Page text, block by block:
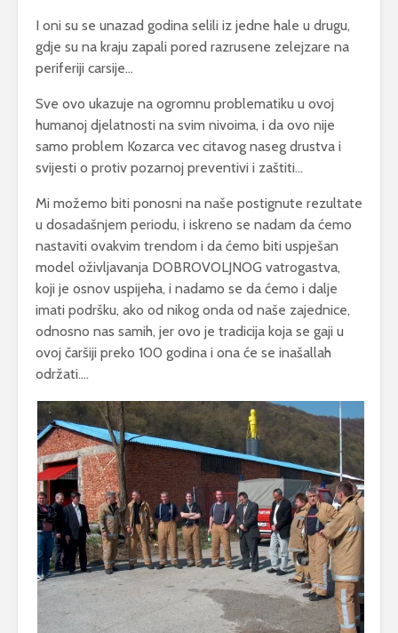
I oni su se unazad godina selili iz jedne hale u drugu,
gdje su na kraju zapali pored razrusene zelejzare na
periferiji carsije…
Sve ovo ukazuje na ogromnu problematiku u ovoj
humanoj djelatnosti na svim nivoima, i da ovo nije
samo problem Kozarca vec citavog naseg drustva i
svijesti o protiv pozarnoj preventivi i zaštiti…
Mi možemo biti ponosni na naše postignute rezultate
u dosadašnjem periodu, i iskreno se nadam da ćemo
nastaviti ovakvim trendom i da ćemo biti uspješan
model oživljavanja DOBROVOLJNOG vatrogastva,
koji je osnov uspijeha, i nadamo se da ćemo i dalje
imati podršku, ako od nikog onda od naše zajednice,
odnosno nas samih, jer ovo je tradicija koja se gaji u
ovoj čaršiji preko 100 godina i ona će se inašallah
održati….